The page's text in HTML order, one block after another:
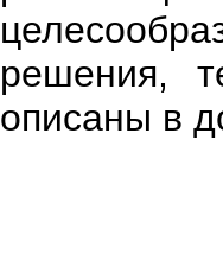
решения,
описаны в